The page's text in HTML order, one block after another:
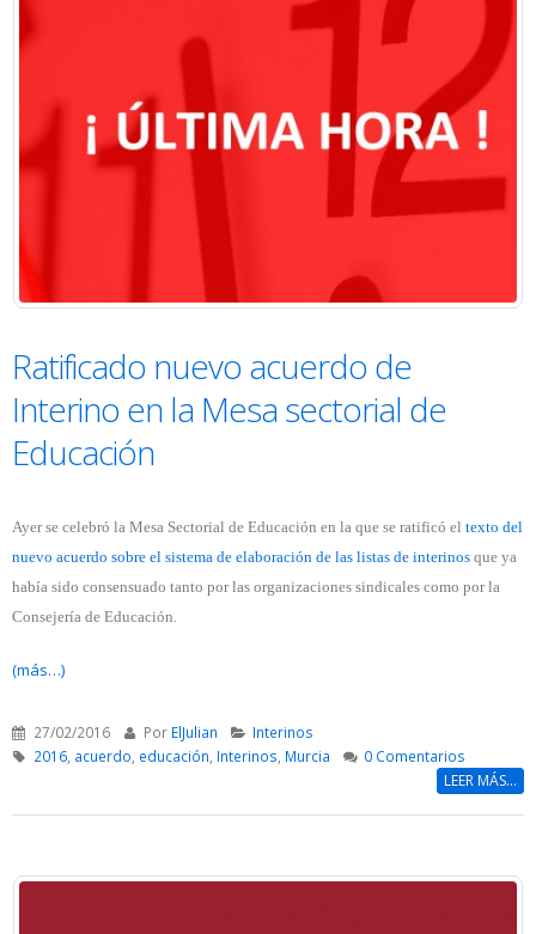
Ratificado nuevo acuerdo de
Interino en la Mesa sectorial de
Educación
Ayer se celebró la Mesa Sectorial de Educación en la que se ratificó el texto del
nuevo acuerdo sobre el sistema de elaboración de las listas de interinos que ya
había sido consensuado tanto por las organizaciones sindicales como por la
Consejería de Educación.
(más…)
27/02/2016 Por ElJulian
Interinos
2016, acuerdo educación Interinos Murcia 0 Comentarios
LEER MÁS...